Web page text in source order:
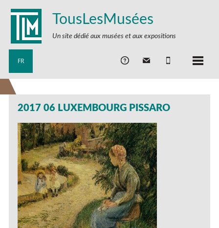
TousLesMusées
Un site dédié aux musées et aux expositions
FR
2017 06 LUXEMBOURG PISSARO